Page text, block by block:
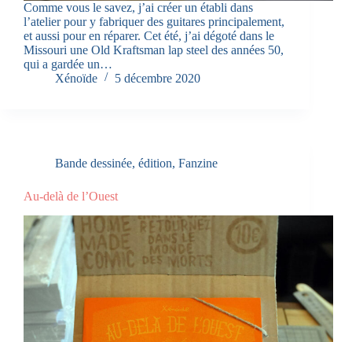
Comme vous le savez, j’ai créer un établi dans
l’atelier pour y fabriquer des guitares principalement,
et aussi pour en réparer. Cet été, j’ai dégoté dans le
Missouri une Old Kraftsman lap steel des années 50,
qui a gardée un…
Xénoïde
5 décembre 2020
Bande dessinée, édition, Fanzine
Au-delà de l’Ouest